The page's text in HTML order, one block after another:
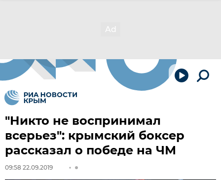
"Никто не воспринимал
всерьез": крымский боксер
рассказал о победе на ЧМ
09:58 22.09.2019